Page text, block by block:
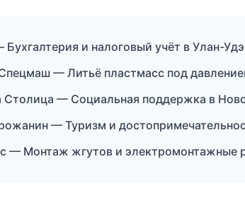
и налоговый учёт в Улан-Удэ
— Литьё пластмасс под
Столица — Социальная поддержка в
— Туризм и
— Монтаж жгутов и электромонтажные